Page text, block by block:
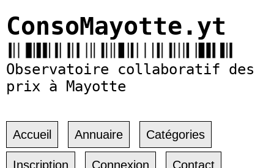
ConsoMayotte.yt
Observatoire collaboratif des
prix à Mayotte
Accueil Annuaire Catégories
Inscription Connexion Contact